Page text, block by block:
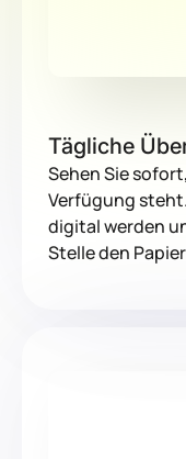
Tägliche
Sehen Sie
Verfügung
digital werden
Stelle den